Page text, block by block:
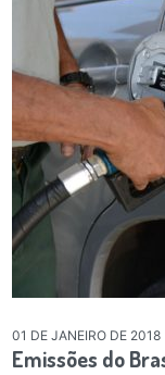
01 DE JANEIRO DE 2018
Emissões do